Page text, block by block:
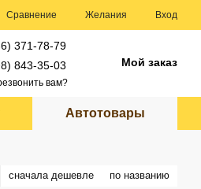
Сравнение Желания Вход
371-78-79
843-35-03
вам?
Мой заказ
Автотовары
сначала дешевле по названию